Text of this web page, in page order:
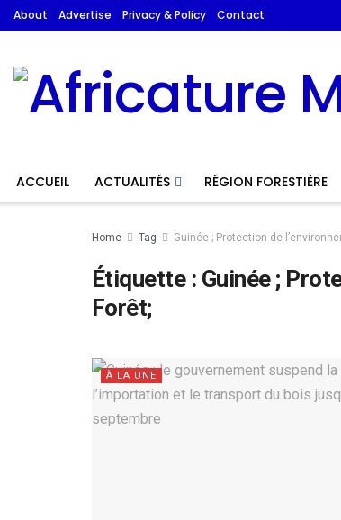
About Advertise Privacy & Policy Contact
ACCUEIL ACTUALITÉS RÉGION FORESTIÈRE
Home Tag Guinée ; Protection de
Étiquette : Guinée ;
Forêt;
À LA UNE